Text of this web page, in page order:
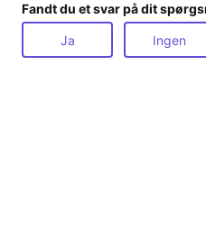
Fandt du et svar på dit
Ja Ingen